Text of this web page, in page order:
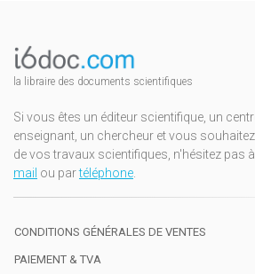
la libraire des documents scientifiques
Si vous êtes un éditeur scientifique, un
enseignant, un chercheur et vous
de vos travaux scientifiques, n'hésitez pas
mail ou partéléphone.
CONDITIONS GÉNÉRALES DE VENTES
PAIEMENT & TVA